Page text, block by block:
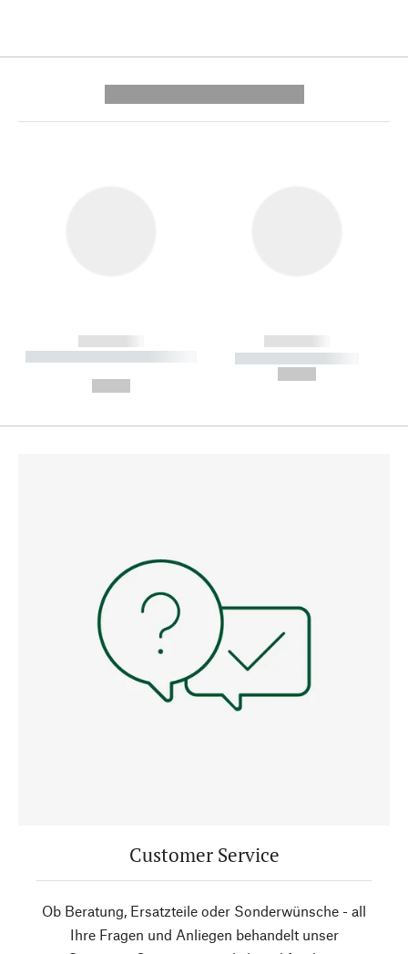
------------
----------- ----------- --------
------------
----------- -----------
Customer Service
Ob Beratung, Ersatzteile oder Sonderwünsche - all
Ihre Fragen und Anliegen behandelt unser